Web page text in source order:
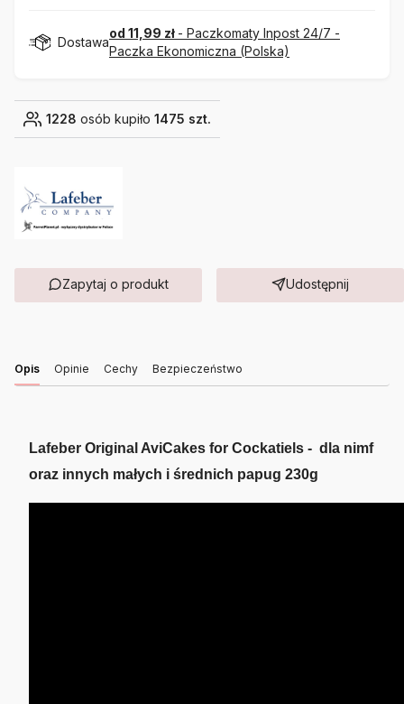
Dostawa
od 11,99 zł - Paczkomaty Inpost 24/7 -
Paczka Ekonomiczna (Polska)
1228 osób kupiło 1475 szt.
Zapytaj o produkt Udostępnij
Opis Opinie Cechy Bezpieczeństwo
Lafeber Original AviCakes for Cockatiels - dla nimf
oraz innych małych i średnich papug 230g